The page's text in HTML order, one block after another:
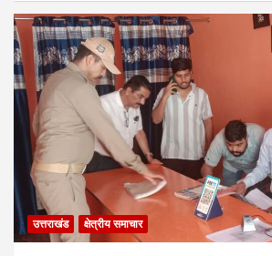
उत्तराखंड क्षेत्रीय समाचार